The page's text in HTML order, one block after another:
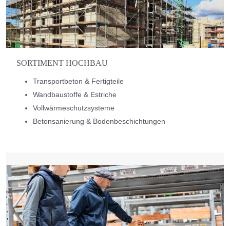
SORTIMENT HOCHBAU
Transportbeton & Fertigteile
Wandbaustoffe & Estriche
Vollwärmeschutzsysteme
Betonsanierung & Bodenbeschichtungen